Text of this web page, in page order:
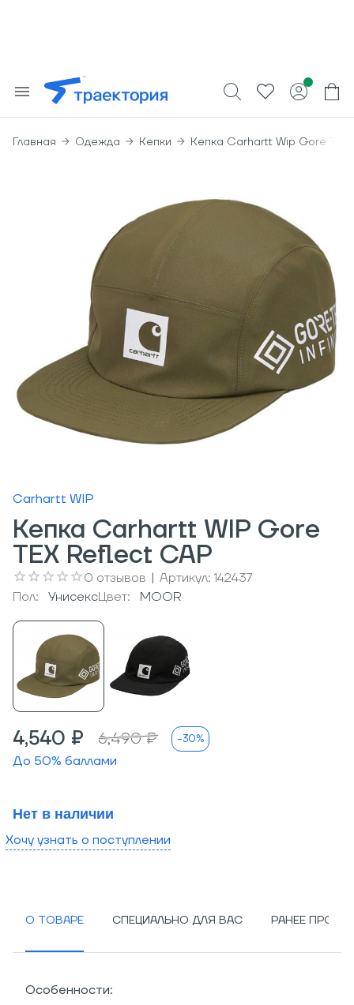
Главная Одежда Кепки Кепка Carhartt Wip Gore Tex
Carhartt WIP
Кепка Carhartt WIP Gore
TEX Reflect CAP
0 отзывов | Артикул: 142437
Пол:
УнисексЦвет: MOOR
4,540 ₽ 6,490 ₽ -30%
До 50% баллами
Нет в наличии
Хочу узнать о поступлении
О ТОВАРЕ СПЕЦИАЛЬНО ДЛЯ ВАС РАНЕЕ
Особенности: